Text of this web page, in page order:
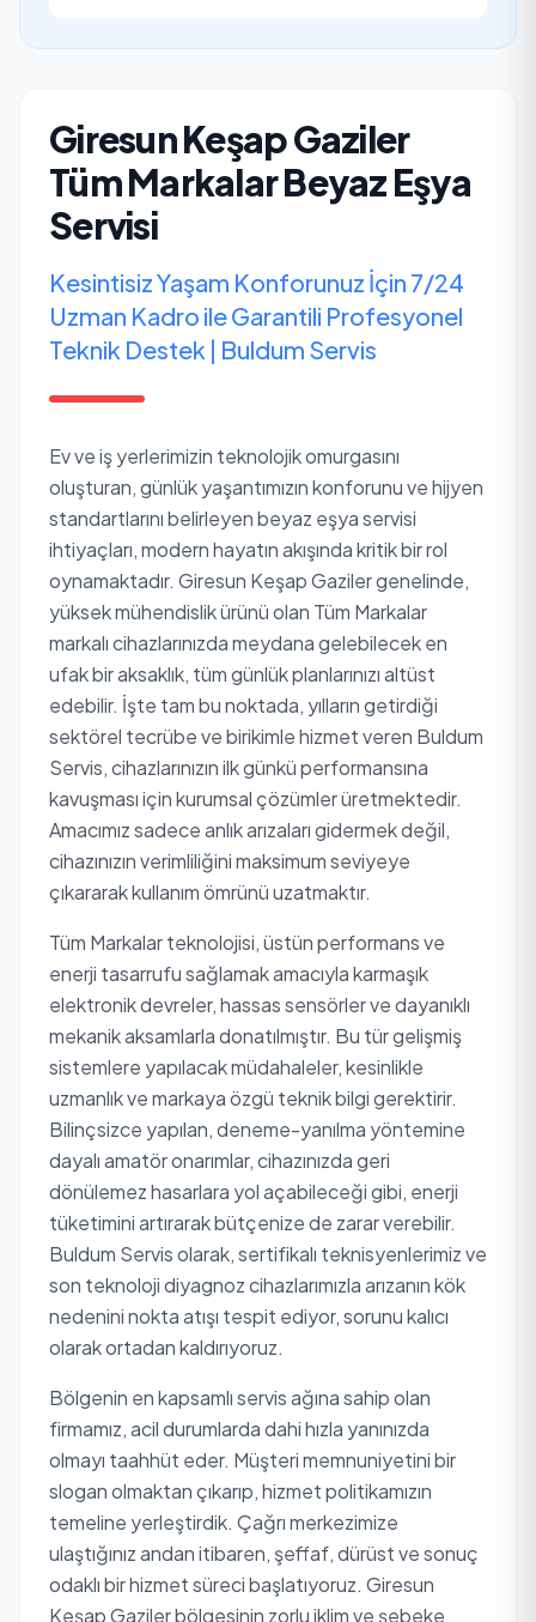
Giresun Keşap Gaziler
Tüm Markalar Beyaz Eşya
Servisi
Kesintisiz Yaşam Konforunuz İçin 7/24
Uzman Kadro ile Garantili Profesyonel
Teknik Destek | Buldum Servis
Ev ve iş yerlerimizin teknolojik omurgasını
oluşturan, günlük yaşantımızın konforunu ve hijyen
standartlarını belirleyen beyaz eşya servisi
ihtiyaçları, modern hayatın akışında kritik bir rol
oynamaktadır. Giresun Keşap Gaziler genelinde,
yüksek mühendislik ürünü olan Tüm Markalar
markalı cihazlarınızda meydana gelebilecek en
ufak bir aksaklık, tüm günlük planlarınızı altüst
edebilir. İşte tam bu noktada, yılların getirdiği
sektörel tecrübe ve birikimle hizmet veren Buldum
Servis, cihazlarınızın ilk günkü performansına
kavuşması için kurumsal çözümler üretmektedir.
Amacımız sadece anlık arızaları gidermek değil,
cihazınızın verimliliğini maksimum seviyeye
çıkararak kullanım ömrünü uzatmaktır.
Tüm Markalar teknolojisi, üstün performans ve
enerji tasarrufu sağlamak amacıyla karmaşık
elektronik devreler, hassas sensörler ve dayanıklı
mekanik aksamlarla donatılmıştır. Bu tür gelişmiş
sistemlere yapılacak müdahaleler, kesinlikle
uzmanlık ve markaya özgü teknik bilgi gerektirir.
Bilinçsizce yapılan, deneme-yanılma yöntemine
dayalı amatör onarımlar, cihazınızda geri
dönülemez hasarlara yol açabileceği gibi, enerji
tüketimini artırarak bütçenize de zarar verebilir.
Buldum Servis olarak, sertifikalı teknisyenlerimiz ve
son teknoloji diyagnoz cihazlarımızla arızanın kök
nedenini nokta atışı tespit ediyor, sorunu kalıcı
olarak ortadan kaldırıyoruz.
Bölgenin en kapsamlı servis ağına sahip olan
firmamız, acil durumlarda dahi hızla yanınızda
olmayı taahhüt eder. Müşteri memnuniyetini bir
slogan olmaktan çıkarıp, hizmet politikamızın
temeline yerleştirdik. Çağrı merkezimize
ulaştığınız andan itibaren, şeffaf, dürüst ve sonuç
odaklı bir hizmet süreci başlatıyoruz. Giresun
Keşap Gaziler bölgesinin zorlu iklim ve şebeke